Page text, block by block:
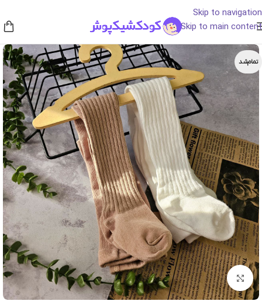
Skip to navigation
Skip to main content
تمام‌شد
بزرگنمایی تصویر